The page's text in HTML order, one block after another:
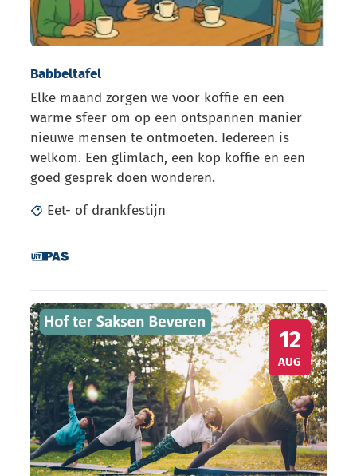
Babbeltafel
Elke maand zorgen we voor koffie en een
warme sfeer om op een ontspannen manier
nieuwe mensen te ontmoeten. Iedereen is
welkom. Een glimlach, een kop koffie en een
goed gesprek doen wonderen.
Eet- of drankfestijn
WO
12
AUG
Hof Ter Saksen Beveren: Sport in het park